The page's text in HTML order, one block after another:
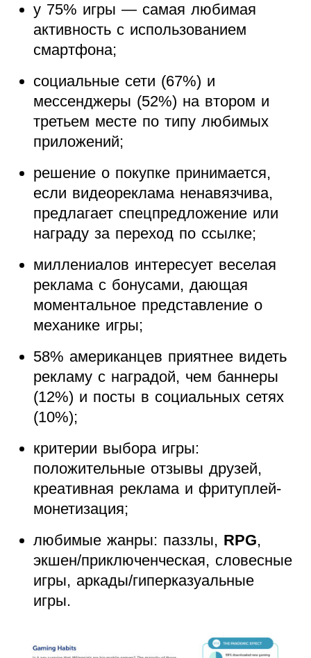
у 75% игры — самая любимая
активность с использованием
смартфона;
социальные сети (67%) и
мессенджеры (52%) на втором и
третьем месте по типу любимых
приложений;
решение о покупке принимается,
если видеореклама ненавязчива,
предлагает спецпредложение или
награду за переход по ссылке;
миллениалов интересует веселая
реклама с бонусами, дающая
моментальное представление о
механике игры;
58% американцев приятнее видеть
рекламу с наградой, чем баннеры
(12%) и посты в социальных сетях
(10%);
критерии выбора игры:
положительные отзывы друзей,
креативная реклама и фритуплей-
монетизация;
любимые жанры: паззлы, RPG,
экшен/приключенческая, словесные
игры, аркады/гиперказуальные
игры.